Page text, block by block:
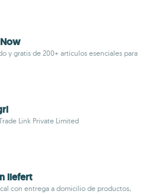
y gratis de 200+ artículos esenciales para
Link Private Limited
liefert
con entrega a domicilio de productos,